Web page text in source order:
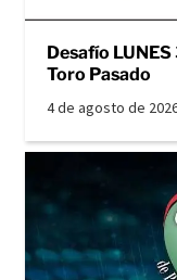
Desafío
Toro Pasado
4 de agosto de